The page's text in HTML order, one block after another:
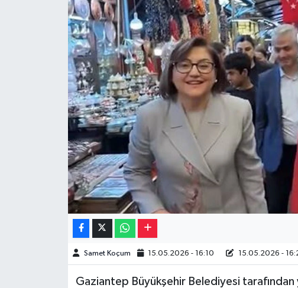
Samet Koçum 15.05.2026 - 16:10 15.05.2026 -
Gaziantep Büyükşehir Belediyesi tarafından
Resmi İlanlar
Sinemalar
Siyaset